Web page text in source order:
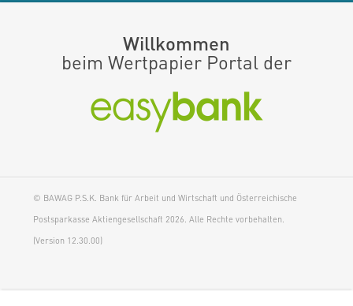
Willkommen
beim Wertpapier Portal der
© BAWAG P.S.K. Bank für Arbeit und Wirtschaft und Österreichische
Postsparkasse Aktiengesellschaft 2026. Alle Rechte vorbehalten.
(Version 12.30.00)